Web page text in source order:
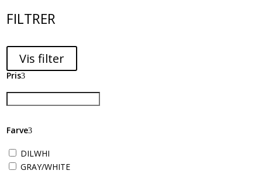
FILTRER
Vis filter
Pris
Farve
DILWHI
GRAY/WHITE